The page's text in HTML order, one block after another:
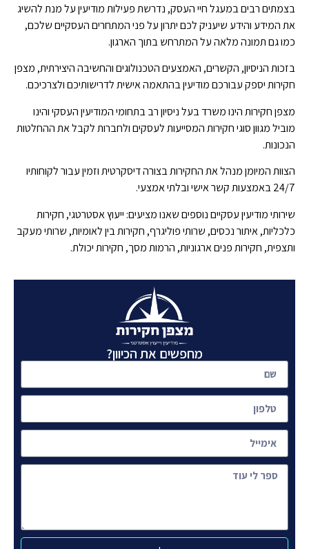
בצמתים רבים במעגל חיי העסק, נדרשת פעילות מודיעין על מנת להשיג
את המידע והידע שיעניק לכם יתרון על פני המתחרים העסקיים שלכם,
כמו גם תמונה מלאה על המתרחש בתוך הארגון.
בזכות הניסיון, הקשרים, האמצעים הטכנולוגים והחשיבה היצירתית, מצפן
חקירות יספק עבורכם מודיעין בהתאמה אישית לדרישותיכם ולצרכיכם.
מצפן חקירות הינו משרד בעל ניסיון רב בתחומי המודיעין העסקי והינו
מוביל מגוון סוגי חקירות המסייעות לעסקים ולחברות לקבל את ההחלטות
הנכונות.
הצוות המיומן מנהל את החקירות בצורה דיסקרטית וזמין עבור לקוחותיו
24/7 באמצעות קשר אישי ובלתי אמצעי.
שירותי מודיעין עסקיים נוספים שאנו מציעים: ייעוץ אסטרטגי, חקירות
כלכליות, איתור נכסים, שרותי פוליגרף, חקירות בין לאומיות, שרותי מעקב
ותצפית, חקירות פנים ארגוניות, הרמות מסך, חקירות יכולת.
מחפשים את הכיוון?